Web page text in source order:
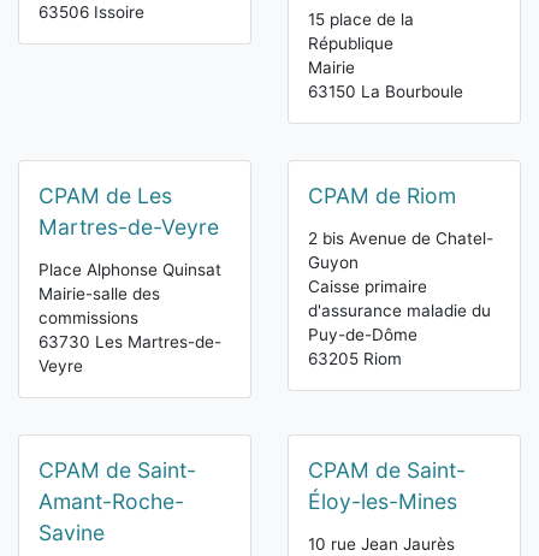
63506 Issoire
15 place de la
République
Mairie
63150 La Bourboule
CPAM de Les
Martres-de-Veyre
Place Alphonse Quinsat
Mairie-salle des
commissions
63730 Les Martres-de-
Veyre
CPAM de Riom
2 bis Avenue de Chatel-
Guyon
Caisse primaire
d'assurance maladie du
Puy-de-Dôme
63205 Riom
CPAM de Saint-
Amant-Roche-
Savine
CPAM de Saint-
Éloy-les-Mines
10 rue Jean Jaurès